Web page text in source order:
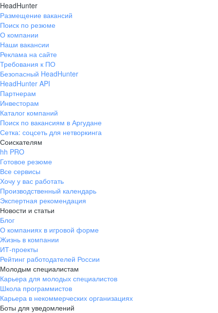
HeadHunter
Размещение вакансий
Поиск по резюме
О компании
Наши вакансии
Реклама на сайте
Требования к ПО
Безопасный HeadHunter
HeadHunter API
Партнерам
Инвесторам
Каталог компаний
Поиск по вакансиям в Аргудане
Сетка: соцсеть для нетворкинга
Соискателям
hh PRO
Готовое резюме
Все сервисы
Хочу у вас работать
Производственный календарь
Экспертная рекомендация
Новости и статьи
Блог
О компаниях в игровой форме
Жизнь в компании
ИТ-проекты
Рейтинг работодателей России
Молодым специалистам
Карьера для молодых специалистов
Школа программистов
Карьера в некоммерческих организациях
Боты для уведомлений